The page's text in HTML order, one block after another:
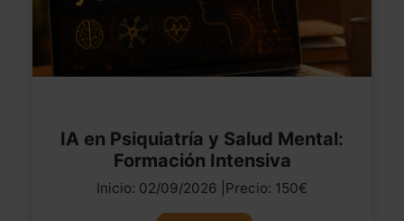
IA en Psiquiatría y Salud Mental:
Formación Intensiva
Inicio: 02/09/2026 |Precio: 150€